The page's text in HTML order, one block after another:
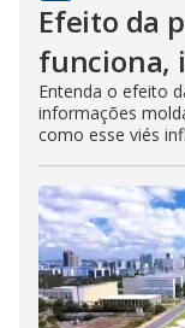
Efeito da
funciona,
Entenda o efeito
informações
como esse viés